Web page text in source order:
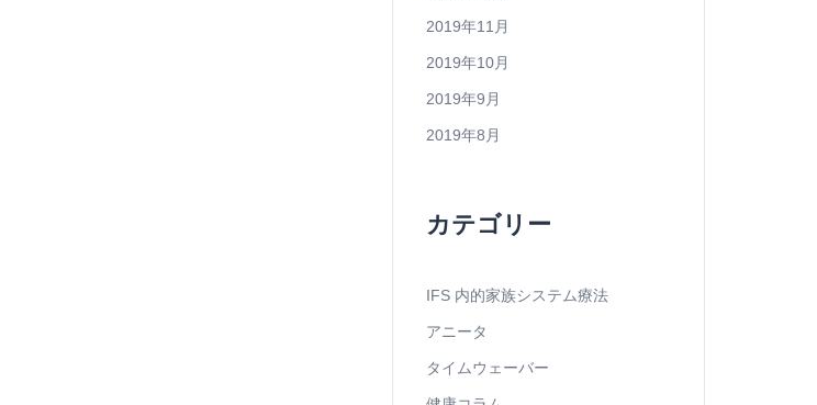
2019年11月
2019年10月
2019年9月
2019年8月
カテゴリー
IFS 内的家族システム療法
アニータ
タイムウェーバー